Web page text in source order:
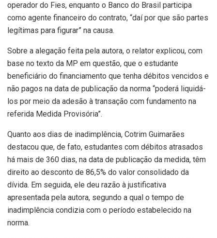
operador do Fies, enquanto o Banco do Brasil participa
como agente financeiro do contrato, “daí por que são partes
legítimas para figurar” na causa.
Sobre a alegação feita pela autora, o relator explicou, com
base no texto da MP em questão, que o estudante
beneficiário do financiamento que tenha débitos vencidos e
não pagos na data de publicação da norma “poderá liquidá-
los por meio da adesão à transação com fundamento na
referida Medida Provisória”.
Quanto aos dias de inadimplência, Cotrim Guimarães
destacou que, de fato, estudantes com débitos atrasados
há mais de 360 dias, na data de publicação da medida, têm
direito ao desconto de 86,5% do valor consolidado da
dívida. Em seguida, ele deu razão à justificativa
apresentada pela autora, segundo a qual o tempo de
inadimplência condizia com o período estabelecido na
norma.